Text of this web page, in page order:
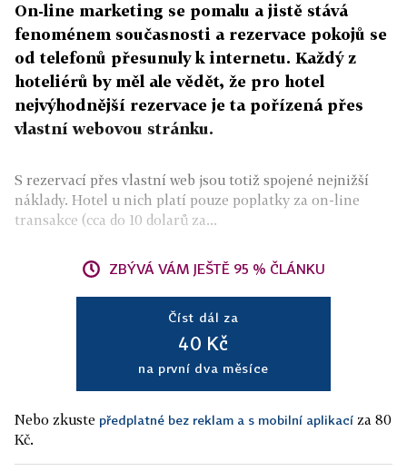
On-line marketing se pomalu a jistě stává
fenoménem současnosti a rezervace pokojů se
od telefonů přesunuly k internetu. Každý z
hoteliérů by měl ale vědět, že pro hotel
nejvýhodnější rezervace je ta pořízená přes
vlastní webovou stránku.
S rezervací přes vlastní web jsou totiž spojené nejnižší
náklady. Hotel u nich platí pouze poplatky za on-line
transakce (cca do 10 dolarů za...
ZBÝVÁ VÁM JEŠTĚ 95 % ČLÁNKU
Číst dál za
40 Kč
na první dva měsíce
Nebo zkuste předplatné bez reklam a s mobilní aplikací za 80
Kč.